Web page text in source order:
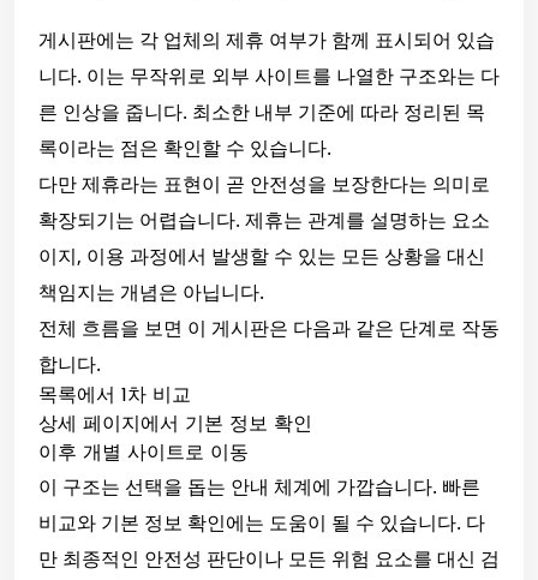
게시판에는 각 업체의 제휴 여부가 함께 표시되어 있습
니다. 이는 무작위로 외부 사이트를 나열한 구조와는 다
른 인상을 줍니다. 최소한 내부 기준에 따라 정리된 목
록이라는 점은 확인할 수 있습니다.
다만 제휴라는 표현이 곧 안전성을 보장한다는 의미로
확장되기는 어렵습니다. 제휴는 관계를 설명하는 요소
이지, 이용 과정에서 발생할 수 있는 모든 상황을 대신
책임지는 개념은 아닙니다.
전체 흐름을 보면 이 게시판은 다음과 같은 단계로 작동
합니다.
목록에서 1차 비교
상세 페이지에서 기본 정보 확인
이후 개별 사이트로 이동
이 구조는 선택을 돕는 안내 체계에 가깝습니다. 빠른
비교와 기본 정보 확인에는 도움이 될 수 있습니다. 다
만 최종적인 안전성 판단이나 모든 위험 요소를 대신 검